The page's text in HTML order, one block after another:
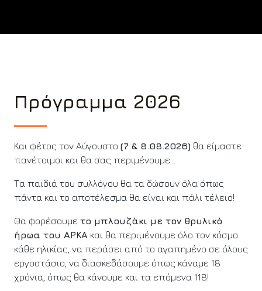
Πρόγραμμα 2026
Και φέτος τον Αύγουστο (7 & 8.08.2026) θα είμαστε
πανέτοιμοι και θα σας περιμένουμε…
Τα παιδιά του συλλόγου θα τα δώσουν όλα όπως
πάντα και το αποτέλεσμα θα είναι και πάλι τέλειο!
Θα φορέσουμε το μπλουζάκι με τον θρυλικό
ήρωα του ΑΡΚΑ και θα περιμένουμε όλο τον κόσμο
κάθε ηλικίας, να περάσει από το αγαπημένο σε όλους
εργοστάσιο, να διασκεδάσουμε όπως κάναμε 18
χρόνια, όπως θα κάνουμε και τα επόμενα 118!